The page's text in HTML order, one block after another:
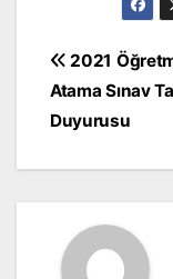
Yazı
2021
Atama Sınav
Duyurusu